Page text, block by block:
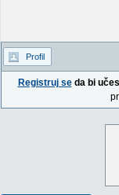
Profil
Registruj seda bi